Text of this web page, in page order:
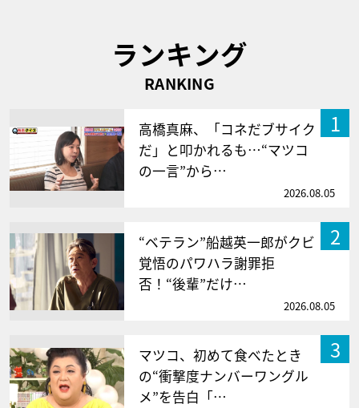
ランキング
RANKING
1
高橋真麻、「コネだブサイク
だ」と叩かれるも…“マツコ
の一言”から…
2026.08.05
2
“ベテラン”船越英一郎がクビ
覚悟のパワハラ謝罪拒
否！“後輩”だけ…
2026.08.05
3
マツコ、初めて食べたとき
の“衝撃度ナンバーワングル
メ”を告白「…